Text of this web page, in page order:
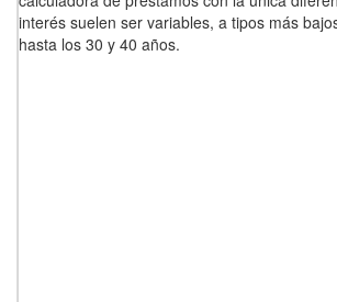
interés suelen ser variables, a tipos más
hasta los 30 y 40 años.